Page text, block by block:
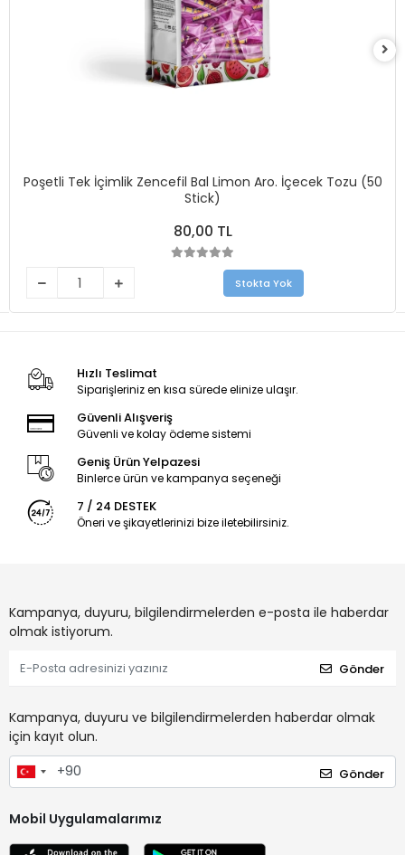
Poşetli Tek İçimlik Zencefil Bal Limon Aro. İçecek Tozu (50
Stick)
80,00 TL
Stokta Yok
Hızlı Teslimat
Siparişleriniz en kısa sürede elinize ulaşır.
Güvenli Alışveriş
Güvenli ve kolay ödeme sistemi
Geniş Ürün Yelpazesi
Binlerce ürün ve kampanya seçeneği
7 / 24 DESTEK
Öneri ve şikayetlerinizi bize iletebilirsiniz.
Kampanya, duyuru, bilgilendirmelerden e-posta ile haberdar
olmak istiyorum.
Gönder
Kampanya, duyuru ve bilgilendirmelerden haberdar olmak
için kayıt olun.
Gönder
Mobil Uygulamalarımız